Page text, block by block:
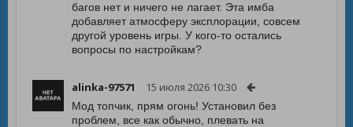
багов нет и ничего не лагает. Эта имба
добавляет атмосферу эксплорации, совсем
другой уровень игры. У кого-то остались
вопросы по настройкам?
alinka-97571 15 июля 2026 10:30
Мод топчик, прям огонь! Установил без
проблем, все как обычно, плевать на